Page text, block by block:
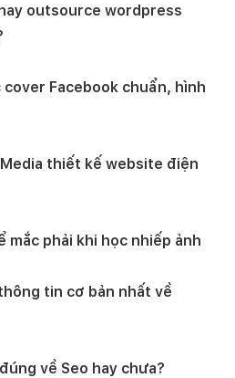
outsource wordpress
Facebook chuẩn, hình
thiết kế website điện
mắc phải khi học nhiếp ảnh
tin cơ bản nhất về
về Seo hay chưa?